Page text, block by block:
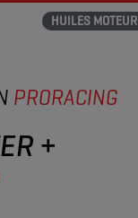
HUILES MOTEUR
PRORACING
+